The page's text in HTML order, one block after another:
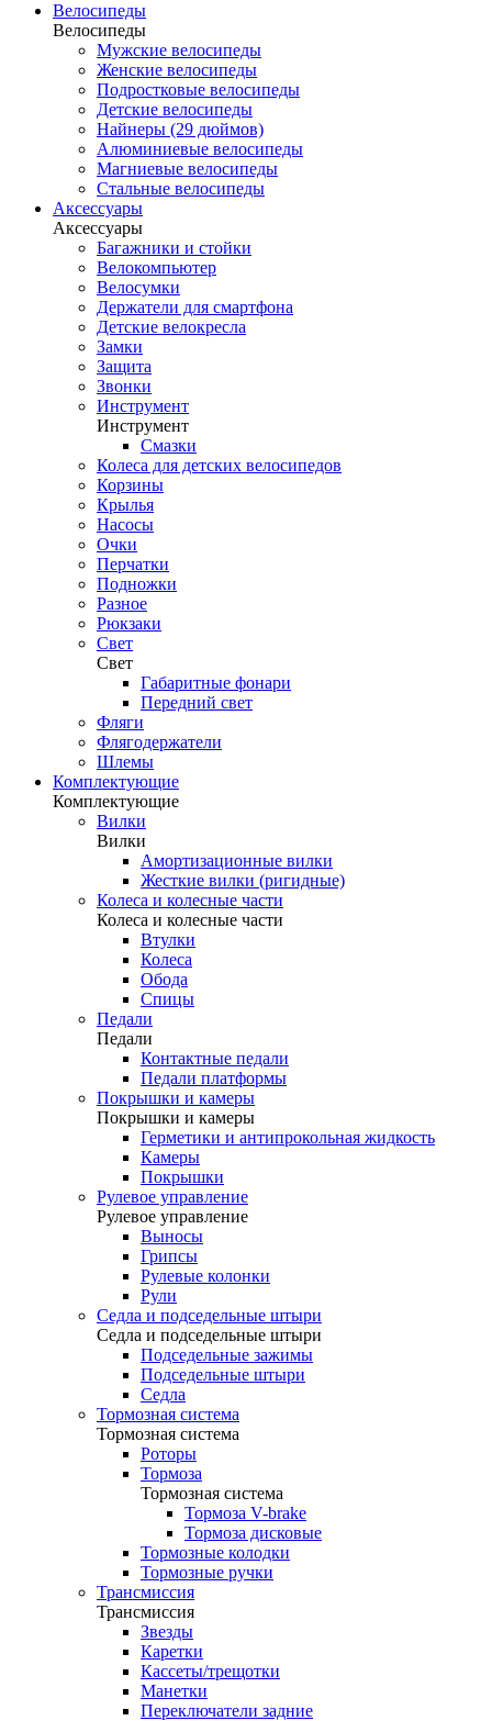
Велосипеды
Велосипеды
Мужские велосипеды
Женские велосипеды
Подростковые велосипеды
Детские велосипеды
Найнеры (29 дюймов)
Алюминиевые велосипеды
Магниевые велосипеды
Стальные велосипеды
Аксессуары
Аксессуары
Багажники и стойки
Велокомпьютер
Велосумки
Держатели для смартфона
Детские велокресла
Замки
Защита
Звонки
Инструмент
Инструмент
Смазки
Колеса для детских велосипедов
Корзины
Крылья
Насосы
Очки
Перчатки
Подножки
Разное
Рюкзаки
Свет
Свет
Габаритные фонари
Передний свет
Фляги
Флягодержатели
Шлемы
Комплектующие
Комплектующие
Вилки
Вилки
Амортизационные вилки
Жесткие вилки (ригидные)
Колеса и колесные части
Колеса и колесные части
Втулки
Колеса
Обода
Спицы
Педали
Педали
Контактные педали
Педали платформы
Покрышки и камеры
Покрышки и камеры
Герметики и антипрокольная жидкость
Камеры
Покрышки
Рулевое управление
Рулевое управление
Выносы
Грипсы
Рулевые колонки
Рули
Седла и подседельные штыри
Седла и подседельные штыри
Подседельные зажимы
Подседельные штыри
Седла
Тормозная система
Тормозная система
Роторы
Тормоза
Тормозная система
Тормоза V-brake
Тормоза дисковые
Тормозные колодки
Тормозные ручки
Трансмиссия
Трансмиссия
Звезды
Каретки
Кассеты/трещотки
Манетки
Переключатели задние